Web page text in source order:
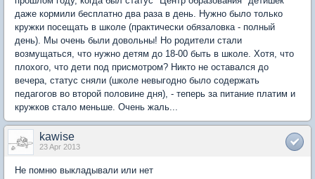
даже кормили бесплатно два раза в день. Нужно было только
кружки посещать в школе (практически обязаловка - полный
день). Мы очень были довольны! Но родители стали
возмущаться, что нужно детям до 18-00 быть в школе. Хотя, что
плохого, что дети под присмотром? Никто не оставался до
вечера, статус сняли (школе невыгодно было содержать
педагогов во второй половине дня), - теперь за питание платим и
кружков стало меньше. Очень жаль...
kawise
23 Apr 2013
Не помню выкладывали или нет